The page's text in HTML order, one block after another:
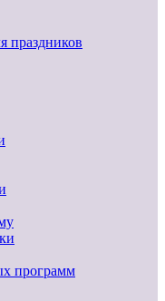
праздников
программ